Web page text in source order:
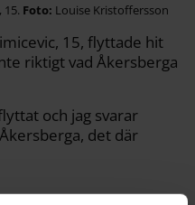
Louise Kristoffersson
15, flyttade hit
riktigt vad Åkersberga
och jag svarar
det där